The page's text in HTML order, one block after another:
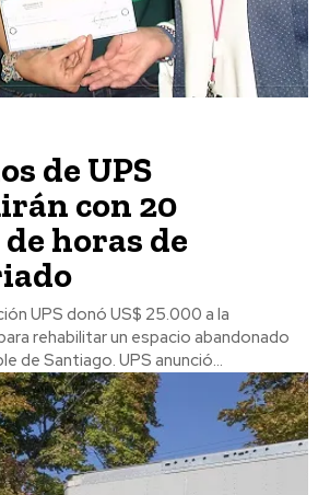
de UPS
con 20
horas de
UPS donó US$ 25.000 a la
rehabilitar un espacio abandonado
en un área vulnerable de Santiago. UPS anunció...